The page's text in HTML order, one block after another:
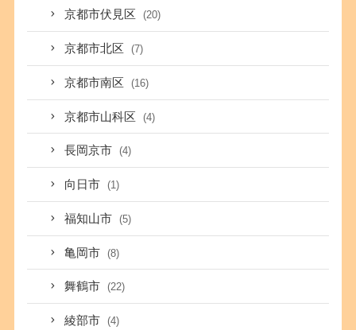
京都市伏見区 (20)
京都市北区 (7)
京都市南区 (16)
京都市山科区 (4)
長岡京市 (4)
向日市 (1)
福知山市 (5)
亀岡市 (8)
舞鶴市 (22)
綾部市 (4)